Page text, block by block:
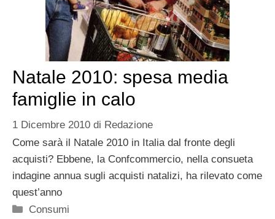
Natale 2010: spesa media
famiglie in calo
1 Dicembre 2010 di Redazione
Come sarà il Natale 2010 in Italia dal fronte degli
acquisti? Ebbene, la Confcommercio, nella consueta
indagine annua sugli acquisti natalizi, ha rilevato come
quest’anno
Categorie
Consumi